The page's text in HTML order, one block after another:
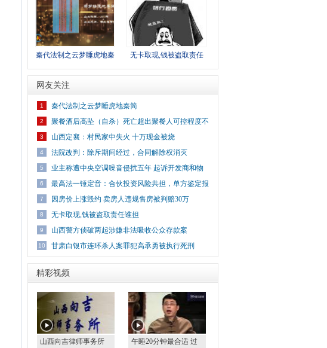
秦代法制之云梦睡虎地秦 无卡取现,钱被盗取责任
网友关注
1 秦代法制之云梦睡虎地秦简
2 聚餐酒后高坠（自杀）死亡超出聚餐人可控程度不
3 山西定襄：村民家中失火 十万现金被烧
4 法院改判：除斥期间经过，合同解除权消灭
5
业主称遭中央空调噪音侵扰五年 起诉开发商和物
业
6 最高法一锤定音：合伙投资风险共担，单方鉴定报
7 因房价上涨毁约 卖房人违规售房被判赔30万
8 无卡取现,钱被盗取责任谁担
9 山西警方侦破两起涉嫌非法吸收公众存款案
10 甘肃白银市连环杀人案罪犯高承勇被执行死刑
精彩视频
山西向吉律师事务所
午睡20分钟最合适 过